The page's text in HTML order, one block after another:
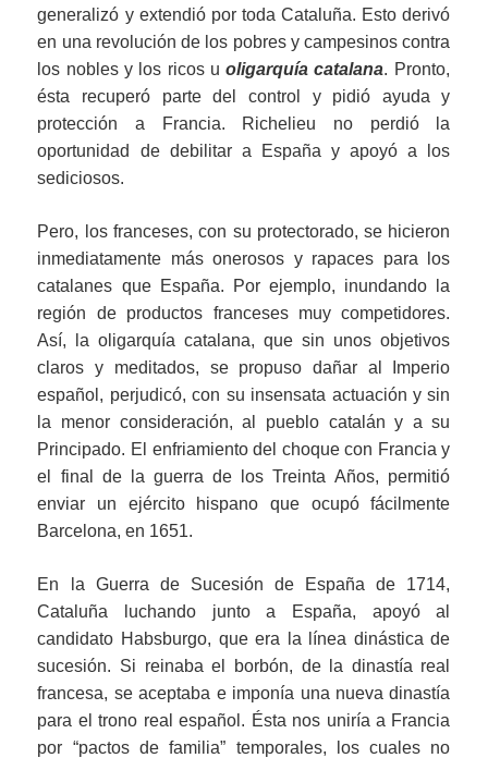
generalizó y extendió por toda Cataluña. Esto derivó
en una revolución de los pobres y campesinos contra
los nobles y los ricos uoligarquía catalana. Pronto,
ésta recuperó parte del control y pidió ayuda y
protección a Francia. Richelieu no perdió la
oportunidad de debilitar a España y apoyó a los
sediciosos.
Pero, los franceses, con su protectorado, se hicieron
inmediatamente más onerosos y rapaces para los
catalanes que España. Por ejemplo, inundando la
región de productos franceses muy competidores.
Así, la oligarquía catalana, que sin unos objetivos
claros y meditados, se propuso dañar al Imperio
español, perjudicó, con su insensata actuación y sin
la menor consideración, al pueblo catalán y a su
Principado. El enfriamiento del choque con Francia y
el final de la guerra de los Treinta Años, permitió
enviar un ejército hispano que ocupó fácilmente
Barcelona, en 1651.
En la Guerra de Sucesión de España de 1714,
Cataluña luchando junto a España, apoyó al
candidato Habsburgo, que era la línea dinástica de
sucesión. Si reinaba el borbón, de la dinastía real
francesa, se aceptaba e imponía una nueva dinastía
para el trono real español. Ésta nos uniría a Francia
por “pactos de familia” temporales, los cuales no